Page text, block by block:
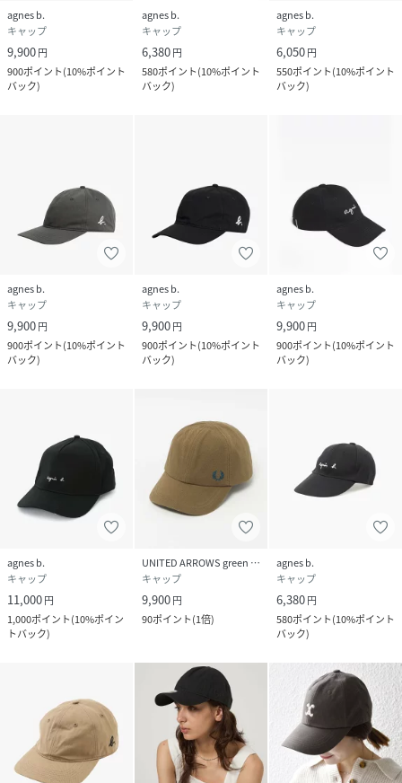
agnes b.
キャップ
9,900円
900ポイント(10%ポイント
バック)
agnes b.
キャップ
6,380円
580ポイント(10%ポイント
バック)
agnes b.
キャップ
6,050円
550ポイント(10%ポイント
バック)
agnes b.
キャップ
9,900円
900ポイント(10%ポイント
バック)
agnes b.
キャップ
9,900円
900ポイント(10%ポイント
バック)
agnes b.
キャップ
9,900円
900ポイント(10%ポイント
バック)
agnes b.
キャップ
11,000円
1,000ポイント(10%ポイン
トバック)
UNITED ARROWS green label relaxing
キャップ
9,900円
90ポイント(1倍)
agnes b.
キャップ
6,380円
580ポイント(10%ポイント
バック)